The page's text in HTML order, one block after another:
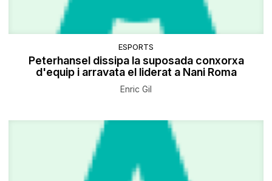
ESPORTS
Peterhansel dissipa la suposada conxorxa
d'equip i arravata el liderat a Nani Roma
Enric Gil